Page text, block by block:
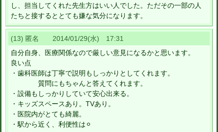
し、担当してくれた先生方はいい人でした。ただその一部の人
たちと接するととても嫌な気分になります。
(13) 匿名 2014/01/29(水) 17:31
自分自身、医療関係なので厳しい意見になるかと思います。
良い点
・歯科医師は丁寧で説明もしっかりとしてくれます。
質問にもちゃんと答えてくれます。
・設備もしっかりしていて安心出来る。
・キッズスペースあり。TVあり。
・医院内がとても綺麗。
・駅から近く、利便性は⚪︎